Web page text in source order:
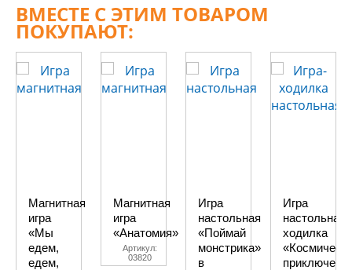
ВМЕСТЕ С ЭТИМ ТОВАРОМ
ПОКУПАЮТ:
Магнитная
игра
«Мы
едем,
едем,
Магнитная
игра
«Анатомия»
Артикул:
03820
Игра
настольная
«Поймай
монстрика»
в
Игра
настольная
ходилка